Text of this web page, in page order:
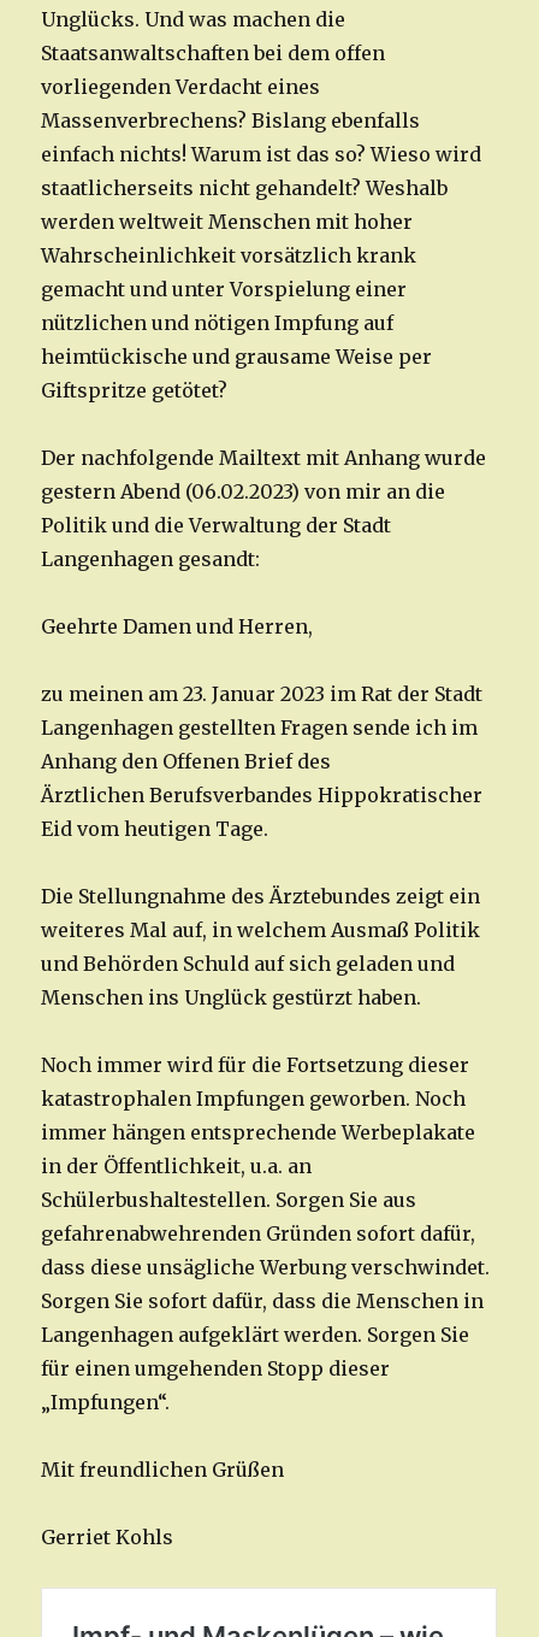
Unglücks. Und was machen die
Staatsanwaltschaften bei dem offen
vorliegenden Verdacht eines
Massenverbrechens? Bislang ebenfalls
einfach nichts! Warum ist das so? Wieso wird
staatlicherseits nicht gehandelt? Weshalb
werden weltweit Menschen mit hoher
Wahrscheinlichkeit vorsätzlich krank
gemacht und unter Vorspielung einer
nützlichen und nötigen Impfung auf
heimtückische und grausame Weise per
Giftspritze getötet?
Der nachfolgende Mailtext mit Anhang wurde
gestern Abend (06.02.2023) von mir an die
Politik und die Verwaltung der Stadt
Langenhagen gesandt:
Geehrte Damen und Herren,
zu meinen am 23. Januar 2023 im Rat der Stadt
Langenhagen gestellten Fragen sende ich im
Anhang den Offenen Brief des
Ärztlichen Berufsverbandes Hippokratischer
Eid vom heutigen Tage.
Die Stellungnahme des Ärztebundes zeigt ein
weiteres Mal auf, in welchem Ausmaß Politik
und Behörden Schuld auf sich geladen und
Menschen ins Unglück gestürzt haben.
Noch immer wird für die Fortsetzung dieser
katastrophalen Impfungen geworben. Noch
immer hängen entsprechende Werbeplakate
in der Öffentlichkeit, u.a. an
Schülerbushaltestellen. Sorgen Sie aus
gefahrenabwehrenden Gründen sofort dafür,
dass diese unsägliche Werbung verschwindet.
Sorgen Sie sofort dafür, dass die Menschen in
Langenhagen aufgeklärt werden. Sorgen Sie
für einen umgehenden Stopp dieser
„Impfungen“.
Mit freundlichen Grüßen
Gerriet Kohls